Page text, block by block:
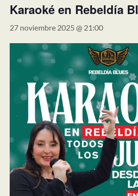
Karaoké en Rebeldía
27 noviembre 2025 @ 21:00